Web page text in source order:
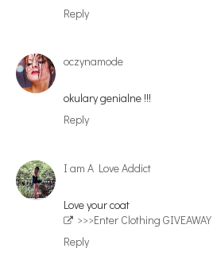
Reply
oczynamode
okulary genialne !!!
Reply
I am A Love Addict
Love your coat
>>>Enter Clothing
Reply